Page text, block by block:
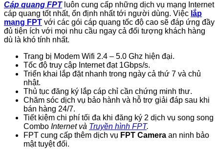
Cáp quang FPTluôn cung cấp những dịch vụ mạng Internet
cáp quang tốt nhất, ổn định nhất tới người dùng. Việc lắp
mạng FPT với các gói cáp quang tốc độ cao sẽ đáp ứng đầy
đủ tiện ích với mọi nhu cầu ngay cả đối tượng khách hàng
dù là khó tính nhất.
Trang bị Modem Wifi 2.4 – 5.0 Ghz hiện đại.
Tốc độ truy cập Internet đạt 1Gbps/s.
Triển khai lắp đặt nhanh trong ngày cả thứ 7 và chủ
nhật.
Thủ tục đăng ký lắp cáp chỉ cần chứng minh thư.
Chăm sóc dịch vụ bảo hành và hỗ trợ giải đáp sau khi
bán hàng 24/7.
Tiết kiệm chi phí tối đa khi đăng ký 2 dịch vụ song song
Combo Internet và Truyền hình FPT.
FPT cung cấp thêm dịch vụ FPT Camera an ninh bảo
mật tuyệt đối.